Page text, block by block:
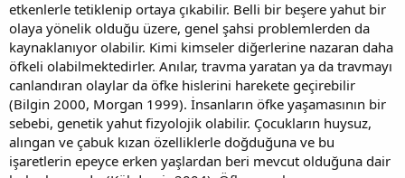
etkenlerle tetiklenip ortaya çıkabilir. Belli bir beşere yahut bir
olaya yönelik olduğu üzere, genel şahsi problemlerden da
kaynaklanıyor olabilir. Kimi kimseler diğerlerine nazaran daha
öfkeli olabilmektedirler. Anılar, travma yaratan ya da travmayı
canlandıran olaylar da öfke hislerini harekete geçirebilir
(Bilgin 2000, Morgan 1999). İnsanların öfke yaşamasının bir
sebebi, genetik yahut fizyolojik olabilir. Çocukların huysuz,
alıngan ve çabuk kızan özelliklerle doğduğuna ve bu
işaretlerin epeyce erken yaşlardan beri mevcut olduğuna dair